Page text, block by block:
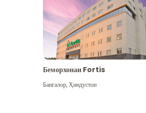
Беморхонаи Fortis
Бангалор,Ҳиндустон